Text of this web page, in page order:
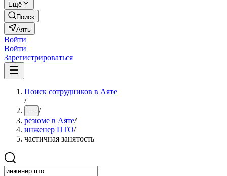
Ещё
Поиск
Аять
Войти
Войти
Зарегистрироваться
Поиск сотрудников в Аяте
/
... /
резюме в Аяте/
инженер ПТО/
частичная занятость